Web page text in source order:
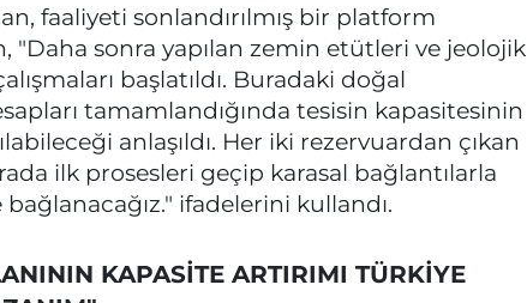
faaliyeti sonlandırılmış bir platform
"Daha sonra yapılan zemin etütleri ve jeolojik
başlatıldı. Buradaki doğal
tamamlandığında tesisin kapasitesinin
anlaşıldı. Her iki rezervuardan çıkan
ilk prosesleri geçip karasal bağlantılarla
ifadelerini kullandı.
KAPASİTE ARTIRIMI TÜRKİYE